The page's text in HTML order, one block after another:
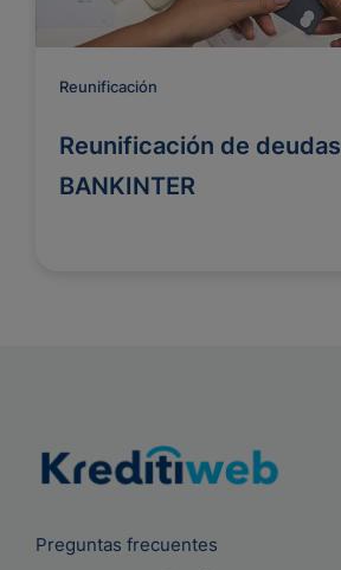
Reunificación
Reunificación de deudas
BANKINTER
Preguntas frecuentes